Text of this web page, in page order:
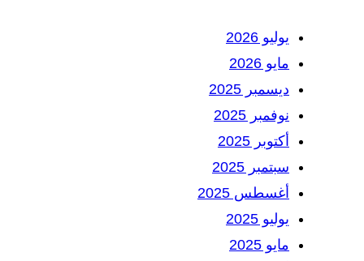
يوليو 2026
مايو 2026
ديسمبر 2025
نوفمبر 2025
أكتوبر 2025
سبتمبر 2025
أغسطس 2025
يوليو 2025
مايو 2025